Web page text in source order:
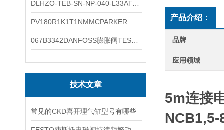
技术文章
常见的CKD喜开理气缸型号有哪些
产品介绍：
品牌
应用领域
5m连接
NCB1,5-